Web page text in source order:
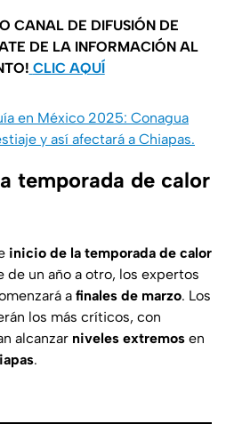
CANAL DE DIFUSIÓN DE
DE LA INFORMACIÓN AL
CLIC AQUÍ
en México 2025: Conagua
y así afectará a Chiapas.
temporada de calor
inicio de la temporada de calor
de un año a otro, los expertos
a finales de marzo. Los
los más críticos, con
alcanzar niveles extremos en
.